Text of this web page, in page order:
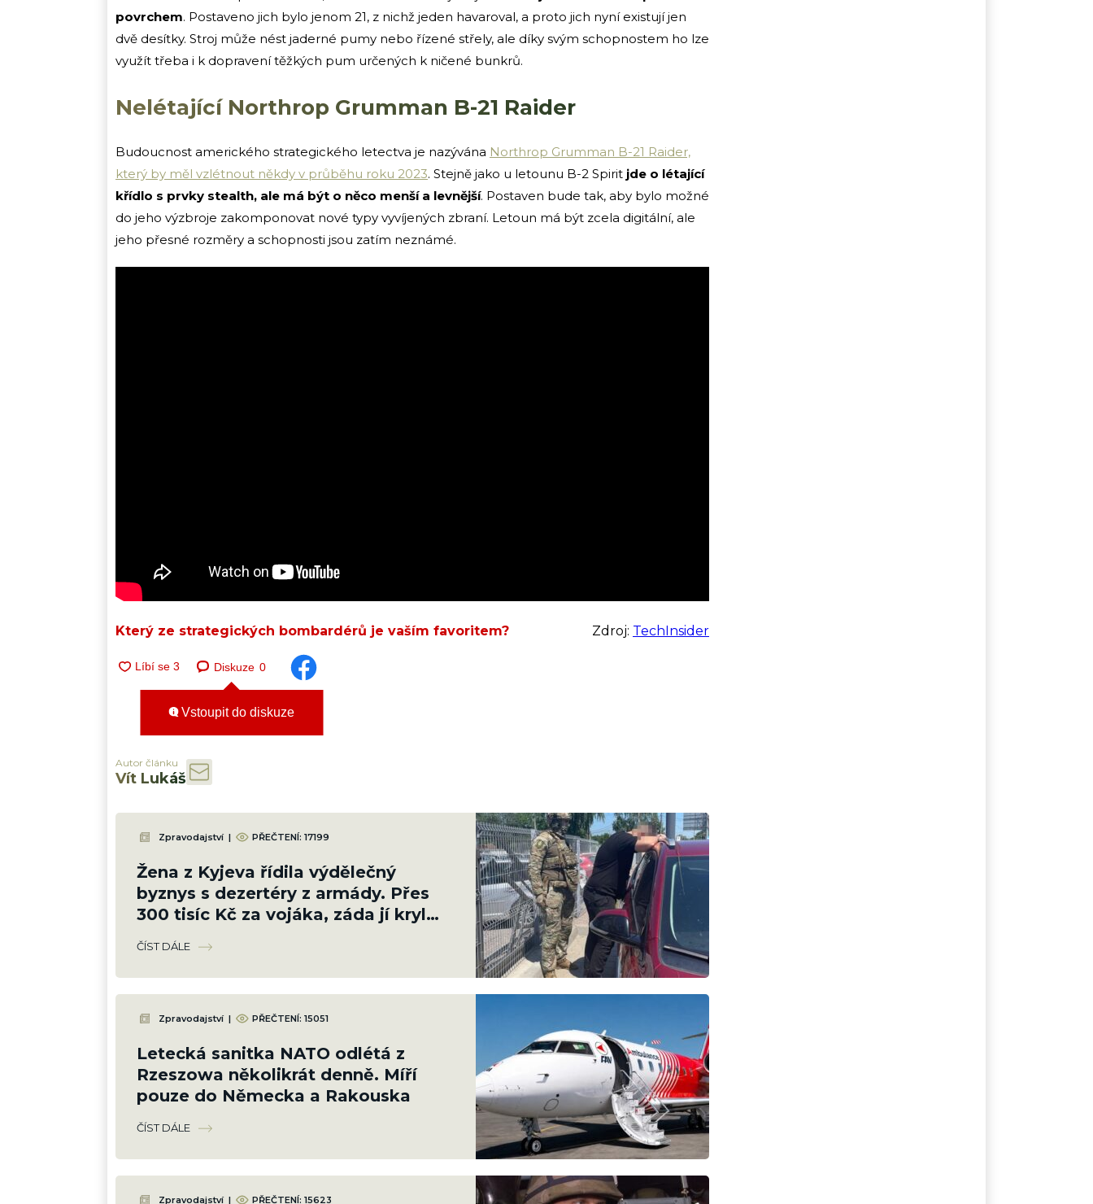
povrchem. Postaveno jich bylo jenom 21, z nichž jeden havaroval, a proto jich nyní existují jen
dvě desítky. Stroj může nést jaderné pumy nebo řízené střely, ale díky svým schopnostem ho lze
využít třeba i k dopravení těžkých pum určených k ničené bunkrů.
Nelétající Northrop Grumman B-21 Raider
Budoucnost amerického strategického letectva je nazývána Northrop Grumman B-21 Raider,
který by měl vzlétnout někdy v průběhu roku 2023. Stejně jako u letounu B-2 Spirit jde o létající
křídlo s prvky stealth, ale má být o něco menší a levnější. Postaven bude tak, aby bylo možné
do jeho výzbroje zakomponovat nové typy vyvíjených zbraní. Letoun má být zcela digitální, ale
jeho přesné rozměry a schopnosti jsou zatím neznámé.
Který ze strategických bombardérů je vaším favoritem? Zdroj: TechInsider
Diskuze 0
Vstoupit do diskuze
Autor článku
Vít Lukáš
Zpravodajství | PŘEČTENÍ: 17199
Žena z Kyjeva řídila výdělečný
byznys s dezertéry z armády. Přes
300 tisíc Kč za vojáka, záda jí kryl
policista
ČÍST DÁLE
Zpravodajství | PŘEČTENÍ: 15051
Letecká sanitka NATO odlétá z
Rzeszowa několikrát denně. Míří
pouze do Německa a Rakouska
ČÍST DÁLE
Zpravodajství | PŘEČTENÍ: 15623